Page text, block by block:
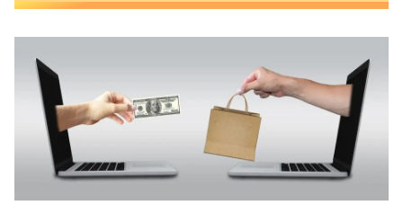
2024年7月に売却した投資信託
2024年7月に購入した米国ETF
2024年7月に売却した米国ETF